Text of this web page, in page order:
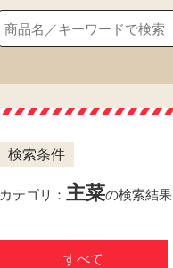
検索条件
カテゴリ： 主菜の検索結果
すべて